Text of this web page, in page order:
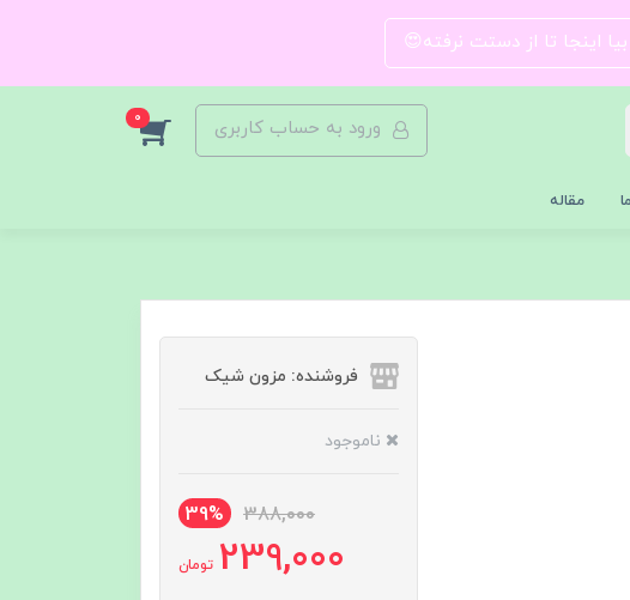
اینجا تا از دستت نرفته😍
ورود به حساب کاربری 0
مقاله
فروشنده: مزون شیک
ناموجود
388,000
39%
239,000 تومان